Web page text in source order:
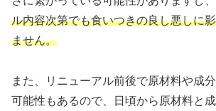
ル内容次第でも食いつきの良し悪しに
ません。
また、リニューアル前後で原材料や成
可能性もあるので、日頃から原材料と